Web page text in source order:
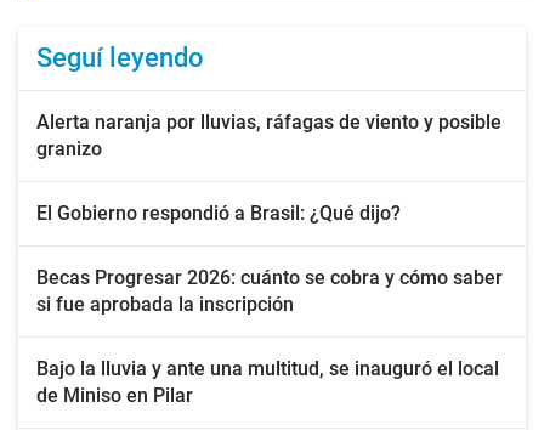
Seguí leyendo
Alerta naranja por lluvias, ráfagas de viento y posible
granizo
El Gobierno respondió a Brasil: ¿Qué dijo?
Becas Progresar 2026: cuánto se cobra y cómo saber
si fue aprobada la inscripción
Bajo la lluvia y ante una multitud, se inauguró el local
de Miniso en Pilar